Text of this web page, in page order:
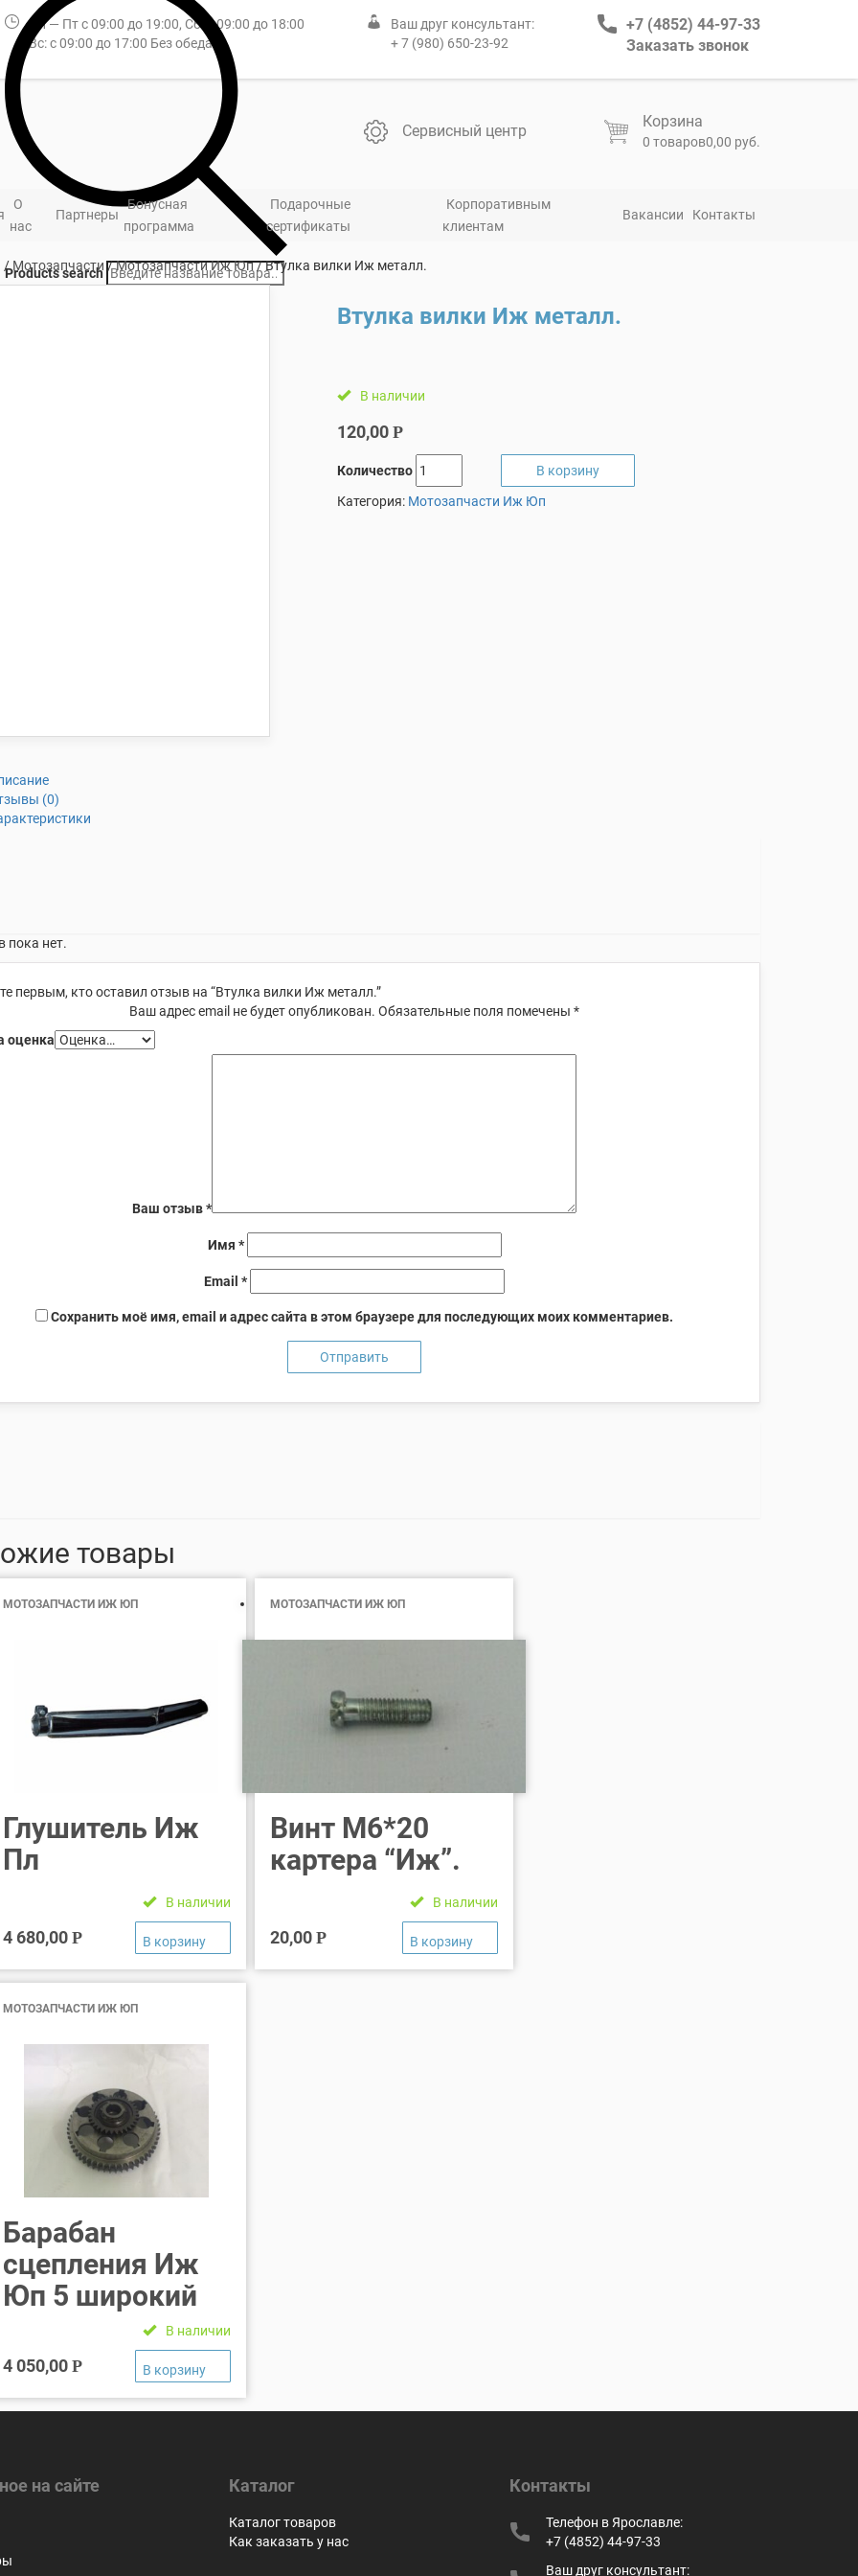
Пн — Пт с 09:00 до 19:00, Сб: с 09:00 до 18:00
Вс: с 09:00 до 17:00 Без обеда
Ваш друг консультант:
+ 7 (980) 650-23-92
+7 (4852) 44-97-33
Заказать звонок
Products search
Сервисный центр
Корзина
0 товаров0,00 руб.
О
нас
Партнеры
Бонусная
программа
Подарочные
сертификаты
Корпоративным
клиентам
Вакансии Контакты
/Мотозапчасти/Мотозапчасти Иж Юп/ Втулка вилки Иж металл.
Втулка вилки Иж металл.
В наличии
120,00Р
Количество
В корзину
Категория: Мотозапчасти Иж Юп
(0)
пока нет.
первым, кто оставил отзыв на “Втулка вилки Иж металл.”
Ваш адрес email не будет опубликован. Обязательные поля помечены*
оценка
Ваш отзыв*
Имя *
Email*
Сохранить моё имя, email и адрес сайта в этом браузере для последующих моих комментариев.
товары
МОТОЗАПЧАСТИ ИЖ ЮП
Глушитель Иж
Пл
В наличии
4 680,00 Р
МОТОЗАПЧАСТИ ИЖ ЮП
Винт М6*20
картера “Иж”.
В наличии
20,00Р
МОТОЗАПЧАСТИ ИЖ ЮП
Барабан
сцепления Иж
Юп 5 широкий
В наличии
4 050,00 Р
на сайте Каталог
Каталог товаров
Как заказать у нас
Контакты
Телефон в Ярославле:
+7 (4852) 44-97-33
Ваш друг консультант: